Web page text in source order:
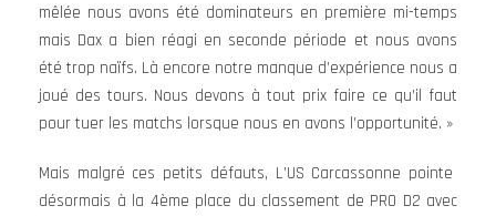
mêlée nous avons été dominateurs en première mi-temps
mais Dax a bien réagi en seconde période et nous avons
été trop naïfs. Là encore notre manque d’expérience nous a
joué des tours. Nous devons à tout prix faire ce qu’il faut
pour tuer les matchs lorsque nous en avons l’opportunité. »
Mais malgré ces petits défauts, L’US Carcassonne pointe
désormais à la 4ème place du classement de PRO D2 avec